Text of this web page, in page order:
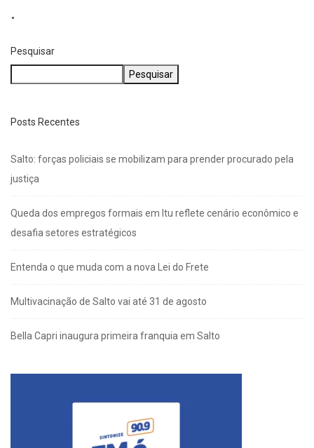
Pesquisar
Pesquisar
Posts Recentes
Salto: forças policiais se mobilizam para prender procurado pela
justiça
Queda dos empregos formais em Itu reflete cenário econômico e
desafia setores estratégicos
Entenda o que muda com a nova Lei do Frete
Multivacinação de Salto vai até 31 de agosto
Bella Capri inaugura primeira franquia em Salto